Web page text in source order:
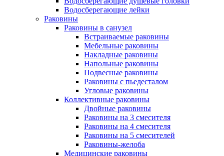
Водосберегающие лейки
Раковины
Раковины в санузел
Встраиваемые раковины
Мебельные раковины
Накладные раковины
Напольные раковины
Подвесные раковины
Раковины с пьедесталом
Угловые раковины
Коллективные раковины
Двойные раковины
Раковины на 3 смесителя
Раковины на 4 смесителя
Раковины на 5 смесителей
Раковины-желоба
Медицинские раковины